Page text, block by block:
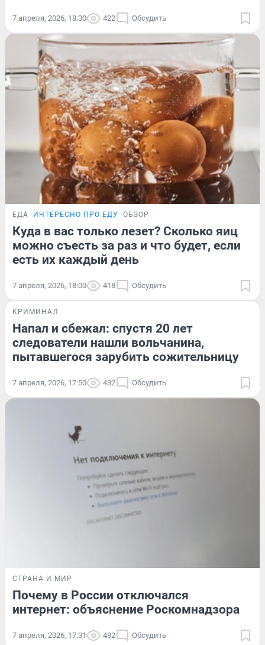
7 апреля, 2026, 18:30 422 Обсудить
ЕДА ИНТЕРЕСНО ПРО ЕДУ ОБЗОР
Куда в вас только лезет? Сколько яиц
можно съесть за раз и что будет, если
есть их каждый день
7 апреля, 2026, 18:00 418 Обсудить
КРИМИНАЛ
Напал и сбежал: спустя 20 лет
следователи нашли вольчанина,
пытавшегося зарубить сожительницу
7 апреля, 2026, 17:50 432 Обсудить
СТРАНА И МИР
Почему в России отключался
интернет: объяснение Роскомнадзора
7 апреля, 2026, 17:31 482 Обсудить